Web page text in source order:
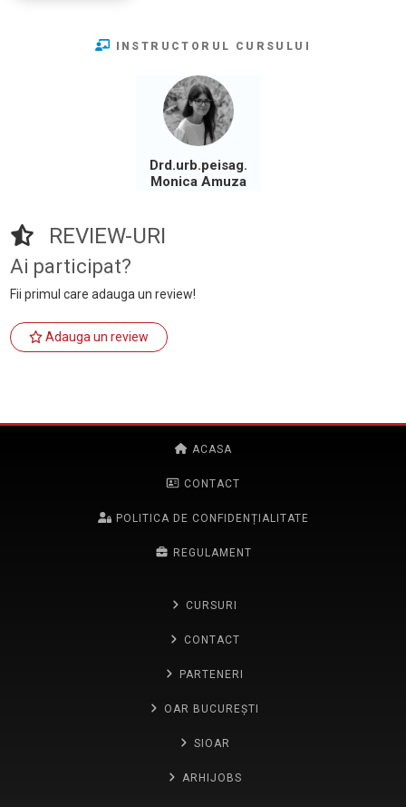
INSTRUCTORUL CURSULUI
Drd.urb.peisag.
Monica Amuza
REVIEW-URI
Ai participat?
Fii primul care adauga un review!
Adauga un review
ACASA
CONTACT
POLITICA DE CONFIDENȚIALITATE
REGULAMENT
CURSURI
CONTACT
PARTENERI
OAR BUCUREȘTI
SIOAR
ARHIJOBS